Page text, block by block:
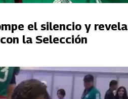
el silencio y revela
la Selección